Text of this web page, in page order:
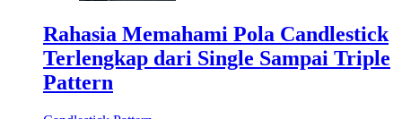
Rahasia Memahami Pola Candlestick
Terlengkap dari Single Sampai Triple
Pattern